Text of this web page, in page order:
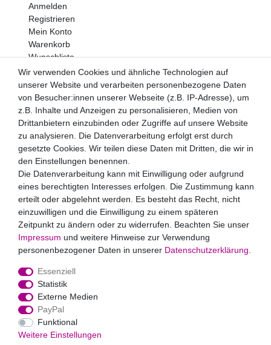
Anmelden
Registrieren
Mein Konto
Warenkorb
Wunschliste
Newsletter
E-MAIL **
Newsletter
Honig
Hiermit bestätige ich, dass ich dieDaten­schutz­erklärung
gelesen habe. Meine Einwilligung kann ich jederzeit
widerrufen.**
Abonnieren
** Hierbei handelt es sich um ein Pflichtfeld.
Zahlungsarten
Widerrufs­recht
Wir verwenden Cookies und ähnliche Technologien auf
unserer Website und verarbeiten personenbezogene Daten
von Besucher:innen unserer Webseite (z.B. IP-Adresse), um
z.B. Inhalte und Anzeigen zu personalisieren, Medien von
Drittanbietern einzubinden oder Zugriffe auf unsere Website
zu analysieren. Die Datenverarbeitung erfolgt erst durch
gesetzte Cookies. Wir teilen diese Daten mit Dritten, die wir in
den Einstellungen benennen.
Die Datenverarbeitung kann mit Einwilligung oder aufgrund
eines berechtigten Interesses erfolgen. Die Zustimmung kann
erteilt oder abgelehnt werden. Es besteht das Recht, nicht
einzuwilligen und die Einwilligung zu einem späteren
Zeitpunkt zu ändern oder zu widerrufen. Beachten Sie unser
Impressum und weitere Hinweise zur Verwendung
personenbezogener Daten in unserer Daten­schutz­erklärung
Essenziell
Statistik
Externe Medien
PayPal
Funktional
Weitere Einstellungen